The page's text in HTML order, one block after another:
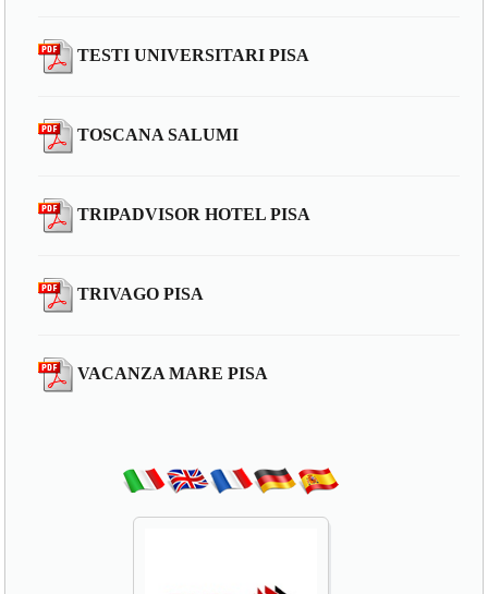
TESTI UNIVERSITARI PISA
TOSCANA SALUMI
TRIPADVISOR HOTEL PISA
TRIVAGO PISA
VACANZA MARE PISA